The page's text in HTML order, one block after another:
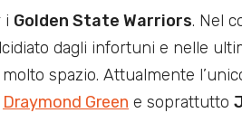
i Golden State Warriors. Nel
dagli infortuni e nelle
spazio. Attualmente
Draymond Green e soprattutto